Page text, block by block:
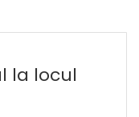
la locul